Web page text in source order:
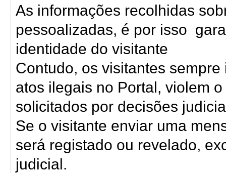
As informações recolhidas
pessoalizadas, é por isso
identidade do visitante
Contudo, os visitantes
atos ilegais no Portal, violem
solicitados por decisões
Se o visitante enviar uma
será registado ou revelado,
judicial.